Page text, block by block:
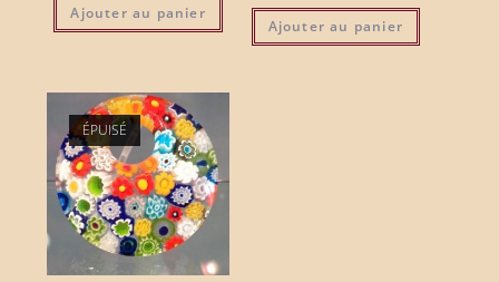
Ajouter au panier
Ajouter au panier
ÉPUISÉ